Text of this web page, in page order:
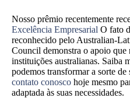
Nosso prêmio recentemente
Excelência Empresarial O fato
reconhecido pelo Australian-
Council demonstra o apoio que
instituições australianas. Saiba
podemos transformar a sorte de
contato conosco hoje mesmo
adaptada às suas necessidades.